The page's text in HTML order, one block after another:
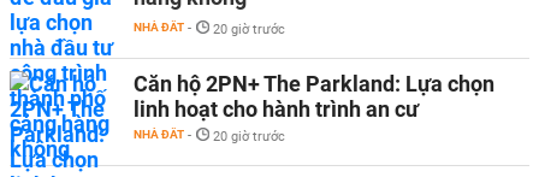
NHÀ ĐẤT - 20 giờ trước
Căn hộ 2PN+ The Parkland: Lựa chọn
linh hoạt cho hành trình an cư
NHÀ ĐẤT - 20 giờ trước